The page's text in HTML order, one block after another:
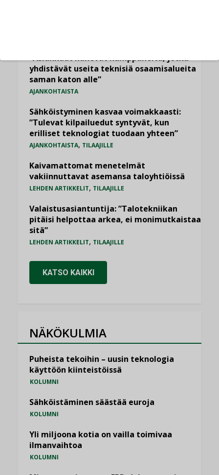
”Asiakkaat hakevat kumppaneita, jotka
yhdistävät useita teknisiä osaamisalueita
saman katon alle”
AJANKOHTAISTA
Sähköistyminen kasvaa voimakkaasti:
”Tulevat kilpailuedut syntyvät, kun
erilliset teknologiat tuodaan yhteen”
AJANKOHTAISTA, TILAAJILLE
Kaivamattomat menetelmät
vakiinnuttavat asemansa taloyhtiöissä
LEHDEN ARTIKKELIT, TILAAJILLE
Valaistusasiantuntija: ”Talotekniikan
pitäisi helpottaa arkea, ei monimutkaistaa
sitä”
LEHDEN ARTIKKELIT, TILAAJILLE
KATSO KAIKKI
NÄKÖKULMIA
Puheista tekoihin – uusin teknologia
käyttöön kiinteistöissä
KOLUMNI
Sähköistäminen säästää euroja
KOLUMNI
Yli miljoona kotia on vailla toimivaa
ilmanvaihtoa
KOLUMNI